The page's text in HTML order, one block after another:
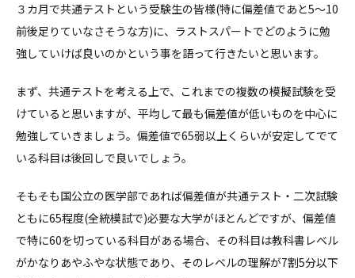
３カ月で共通テストという受験生の皆様(特に偏差値であと5～10
前後足りていなさそうな方)に、ラストスパートでどのように勉
強していけば良いのかという事を語って行きたいと思います。
まず、共通テストを考える上で、これまでの複数の模擬試験を受
けていると思いますが、平均して最も偏差値が低いものを中心に
勉強していきましょう。偏差値で65弱以上くらいが安定してでて
いる科目は後回しで良いでしょう。
そもそも国公立の医学部であれば偏差値が共通テスト・二次試験
ともに65程度(全統模試で)必要な大学がほとんどですが、偏差値
で特に60を切っている科目がある場合、その科目は教科書レベル
がかなりあやふやな状態であり、そのレベルの理解が7割5分以下